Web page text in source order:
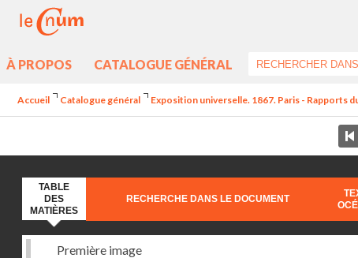
À PROPOS CATALOGUE GÉNÉRAL
Accueil Catalogue général Exposition universelle. 1867. Paris - Rapports
TABLE
DES
MATIÈRES
RECHERCHE DANS LE DOCUMENT
Première image